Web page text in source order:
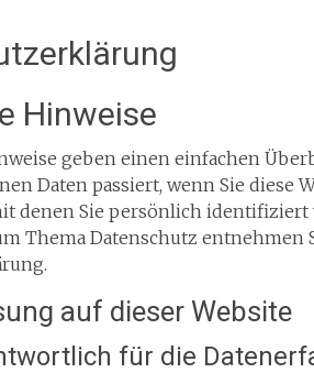
Hinweise
geben einen einfachen
Daten passiert, wenn Sie diese
denen Sie persönlich
Thema Datenschutz entnehmen
auf dieser Website
für die